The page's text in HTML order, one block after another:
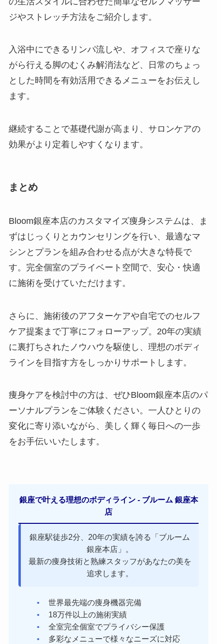
ジやストレッチ方法をご紹介します。
入浴中にできるリンパ流しや、オフィスで座りな
がら行える脚のむくみ解消法など、日常のちょっ
とした時間を有効活用できるメニューをお伝えし
ます。
継続することで基礎代謝が高まり、サロンケアの
効果がより定着しやすくなります。
まとめ
Bloom銀座本店のカスタマイズ痩身システムは、ま
ずはじっくりとカウンセリングを行い、最適なマ
シンとプランを組み合わせる点が大きな特長で
す。完全個室のプライベート空間で、安心・快適
に施術を受けていただけます。
さらに、施術後のアフターケアや自宅でのセルフ
ケア提案まで丁寧にフォローアップ。20年の実績
に裏打ちされたノウハウを駆使し、理想のボディ
ラインを目指す方をしっかりサポートします。
痩身ケアを検討中の方は、ぜひBloom銀座本店のパ
ーソナルプランをご体験ください。一人ひとりの
変化に寄り添いながら、美しく輝く毎日への一歩
をお手伝いいたします。
銀座で叶える理想のボディライン - ブルーム 銀座本
店
銀座駅徒歩2分、20年の実績を誇る「ブルーム
銀座本店」。
最新の痩身技術と熟練スタッフがあなたの美を
追求します。
世界最先端の痩身機器完備
18万件以上の施術実績
全室完全個室でプライバシー保護
多彩なメニューで様々なニーズに対応